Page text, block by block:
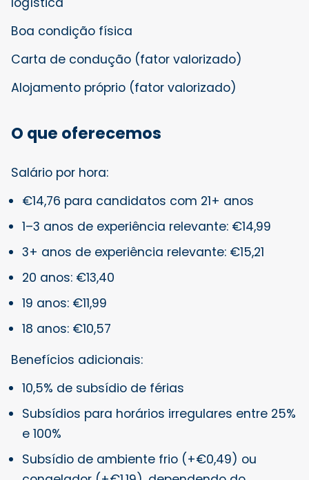
Boa condição física
Carta de condução (fator valorizado)
Alojamento próprio (fator valorizado)
O que oferecemos
Salário por hora:
€14,76 para candidatos com 21+ anos
1–3 anos de experiência relevante: €14,99
3+ anos de experiência relevante: €15,21
20 anos: €13,40
19 anos: €11,99
18 anos: €10,57
Benefícios adicionais:
10,5% de subsídio de férias
Subsídios para horários irregulares entre 25%
e 100%
Subsídio de ambiente frio (+€0,49) ou